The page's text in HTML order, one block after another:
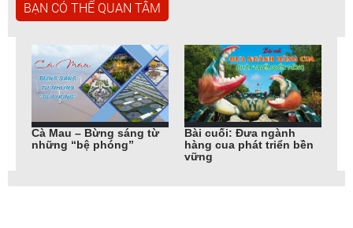
BẠN CÓ THỂ QUAN TÂM
Cà Mau – Bừng sáng từ
những “bệ phóng”
Bài cuối: Đưa ngành
hàng cua phát triển bền
vững